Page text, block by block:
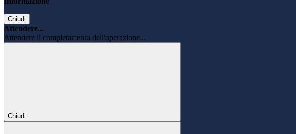
Chiudi
Attendere...
Attendere il completamento dell'operazione...
Chiudi